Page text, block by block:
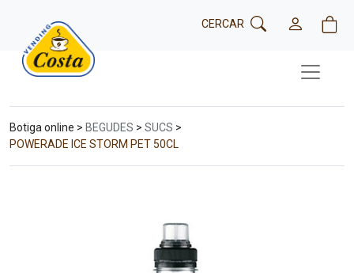
CERCAR
Botiga online > BEGUDES > SUCS >
POWERADE ICE STORM PET 50CL